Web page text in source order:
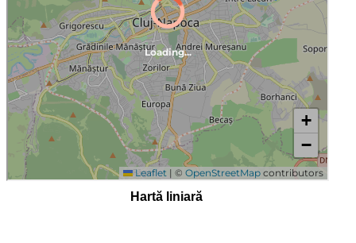
Hartă liniară